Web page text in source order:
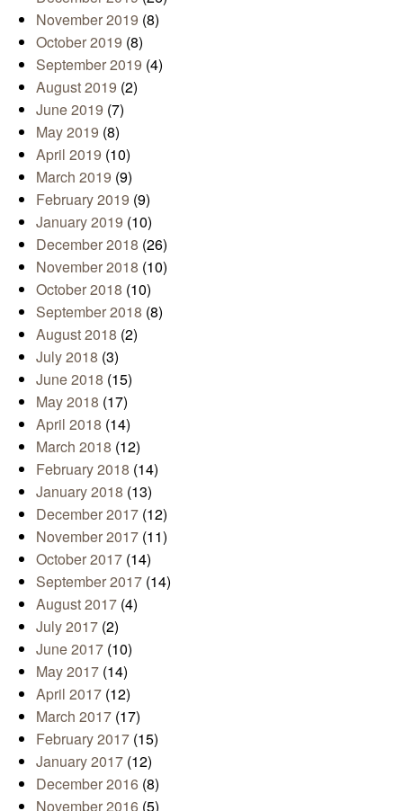
November 2019 (8)
October 2019 (8)
September 2019 (4)
August 2019 (2)
June 2019 (7)
May 2019 (8)
April 2019 (10)
March 2019 (9)
February 2019 (9)
January 2019 (10)
December 2018 (26)
November 2018 (10)
October 2018 (10)
September 2018 (8)
August 2018 (2)
July 2018 (3)
June 2018 (15)
May 2018 (17)
April 2018 (14)
March 2018 (12)
February 2018 (14)
January 2018 (13)
December 2017 (12)
November 2017 (11)
October 2017 (14)
September 2017 (14)
August 2017 (4)
July 2017 (2)
June 2017 (10)
May 2017 (14)
April 2017 (12)
March 2017 (17)
February 2017 (15)
January 2017 (12)
December 2016 (8)
November 2016 (5)